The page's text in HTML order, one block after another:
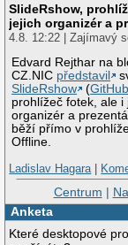
SlideRshow,
jejich organizér a
4.8. 12:22 | Zajímavý
Edvard Rejthar na
CZ.NIC představil
SlideRshow
(GitHub
prohlížeč fotek, ale i
organizér a
běží přímo v
Offline.
Ladislav Hagara|
Centrum |
Anketa
Které desktopové